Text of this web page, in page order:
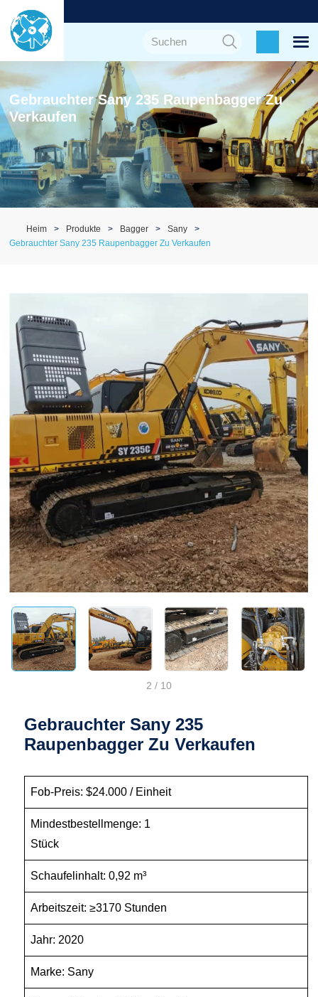
Gebrauchter Sany 235 Raupenbagger Zu
Verkaufen
Heim Produkte Bagger
Sany
Gebrauchter Sany 235 Raupenbagger Zu Verkaufen
2 / 10
Gebrauchter Sany 235
Raupenbagger Zu Verkaufen
Fob-Preis: $24.000 / Einheit
Mindestbestellmenge: 1
Stück
Schaufelinhalt: 0,92 m³
Arbeitszeit: ≥3170 Stunden
Jahr: 2020
Marke: Sany